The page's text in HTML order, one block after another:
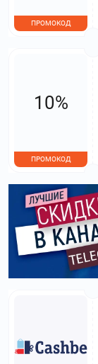
ПРОМОКОД
10%
ПРОМОКОД